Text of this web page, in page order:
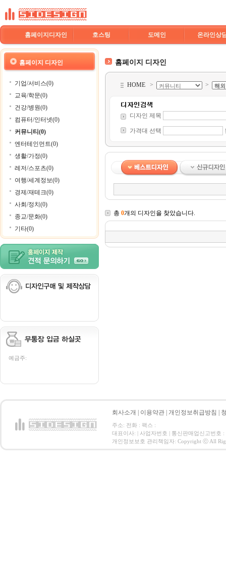
홈페이지디자인 호스팅 도메인 온라인상
홈페이지 디자인
기업/서비스(0)
교육/학문(0)
건강/병원(0)
컴퓨터/인터넷(0)
커뮤니티(0)
엔터테인먼트(0)
생활/가정(0)
레저/스포츠(0)
여행/세계정보(0)
경제/재테크(0)
사회/정치(0)
종교/문화(0)
기타(0)
예금주:
홈페이지 디자인
HOME > >
디자인 제목
가격대 선택
총 0개의 디자인을 찾았습니다.
회사소개 이용약관 개인정보취급방침
주소: 전화 : 팩스 :
대표이사: | 사업자번호 | 통신판매업신고번호 :
개인정보보호 관리책임자: Copyright ⓒ All